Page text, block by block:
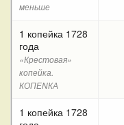
меньше
1 копейка 1728
года
«Крестовая»
копейка.
КОПЕNКА
1 копейка 1728